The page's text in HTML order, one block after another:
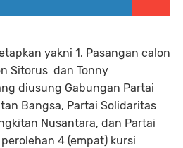
yakni 1. Pasangan calon
Sitorus dan Tonny
diusung Gabungan Partai
Bangsa, Partai Solidaritas
Nusantara, dan Partai
4 (empat) kursi